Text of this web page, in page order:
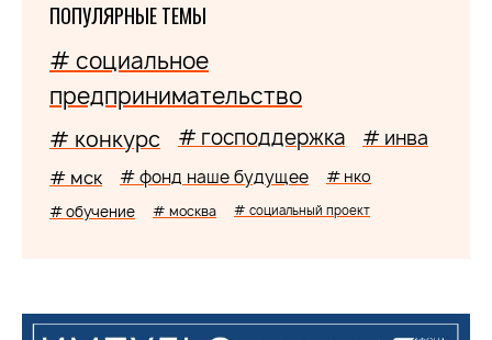
ПОПУЛЯРНЫЕ ТЕМЫ
# социальное
предпринимательство
# конкурс # господдержка # инва
# мск # фонд наше будущее # нко
# обучение # москва # социальный проект